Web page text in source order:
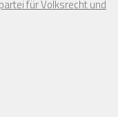
für Volksrecht und